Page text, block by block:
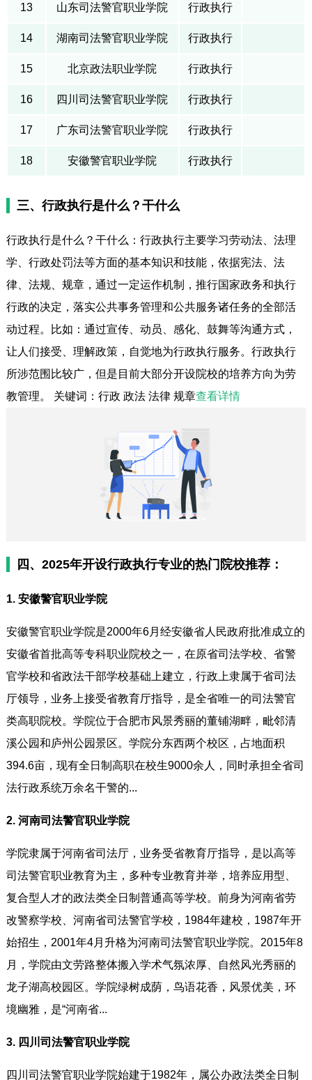
13 山东司法警官职业学院 行政执行
14 湖南司法警官职业学院 行政执行
15 北京政法职业学院 行政执行
16 四川司法警官职业学院 行政执行
17 广东司法警官职业学院 行政执行
18 安徽警官职业学院 行政执行
三、行政执行是什么？干什么
行政执行是什么？干什么：行政执行主要学习劳动法、法理
学、行政处罚法等方面的基本知识和技能，依据宪法、法
律、法规、规章，通过一定运作机制，推行国家政务和执行
行政的决定，落实公共事务管理和公共服务诸任务的全部活
动过程。比如：通过宣传、动员、感化、鼓舞等沟通方式，
让人们接受、理解政策，自觉地为行政执行服务。行政执行
所涉范围比较广，但是目前大部分开设院校的培养方向为劳
教管理。 关键词：行政 政法 法律 规章查看详情
四、2025年开设行政执行专业的热门院校推荐：
1. 安徽警官职业学院
安徽警官职业学院是2000年6月经安徽省人民政府批准成立的
安徽省首批高等专科职业院校之一，在原省司法学校、省警
官学校和省政法干部学校基础上建立，行政上隶属于省司法
厅领导，业务上接受省教育厅指导，是全省唯一的司法警官
类高职院校。学院位于合肥市风景秀丽的董铺湖畔，毗邻清
溪公园和庐州公园景区。学院分东西两个校区，占地面积
394.6亩，现有全日制高职在校生9000余人，同时承担全省司
法行政系统万余名干警的...
2. 河南司法警官职业学院
学院隶属于河南省司法厅，业务受省教育厅指导，是以高等
司法警官职业教育为主，多种专业教育并举，培养应用型、
复合型人才的政法类全日制普通高等学校。前身为河南省劳
改警察学校、河南省司法警官学校，1984年建校，1987年开
始招生，2001年4月升格为河南司法警官职业学院。2015年8
月，学院由文劳路整体搬入学术气氛浓厚、自然风光秀丽的
龙子湖高校园区。学院绿树成荫，鸟语花香，风景优美，环
境幽雅，是“河南省...
3. 四川司法警官职业学院
四川司法警官职业学院始建于1982年，属公办政法类全日制